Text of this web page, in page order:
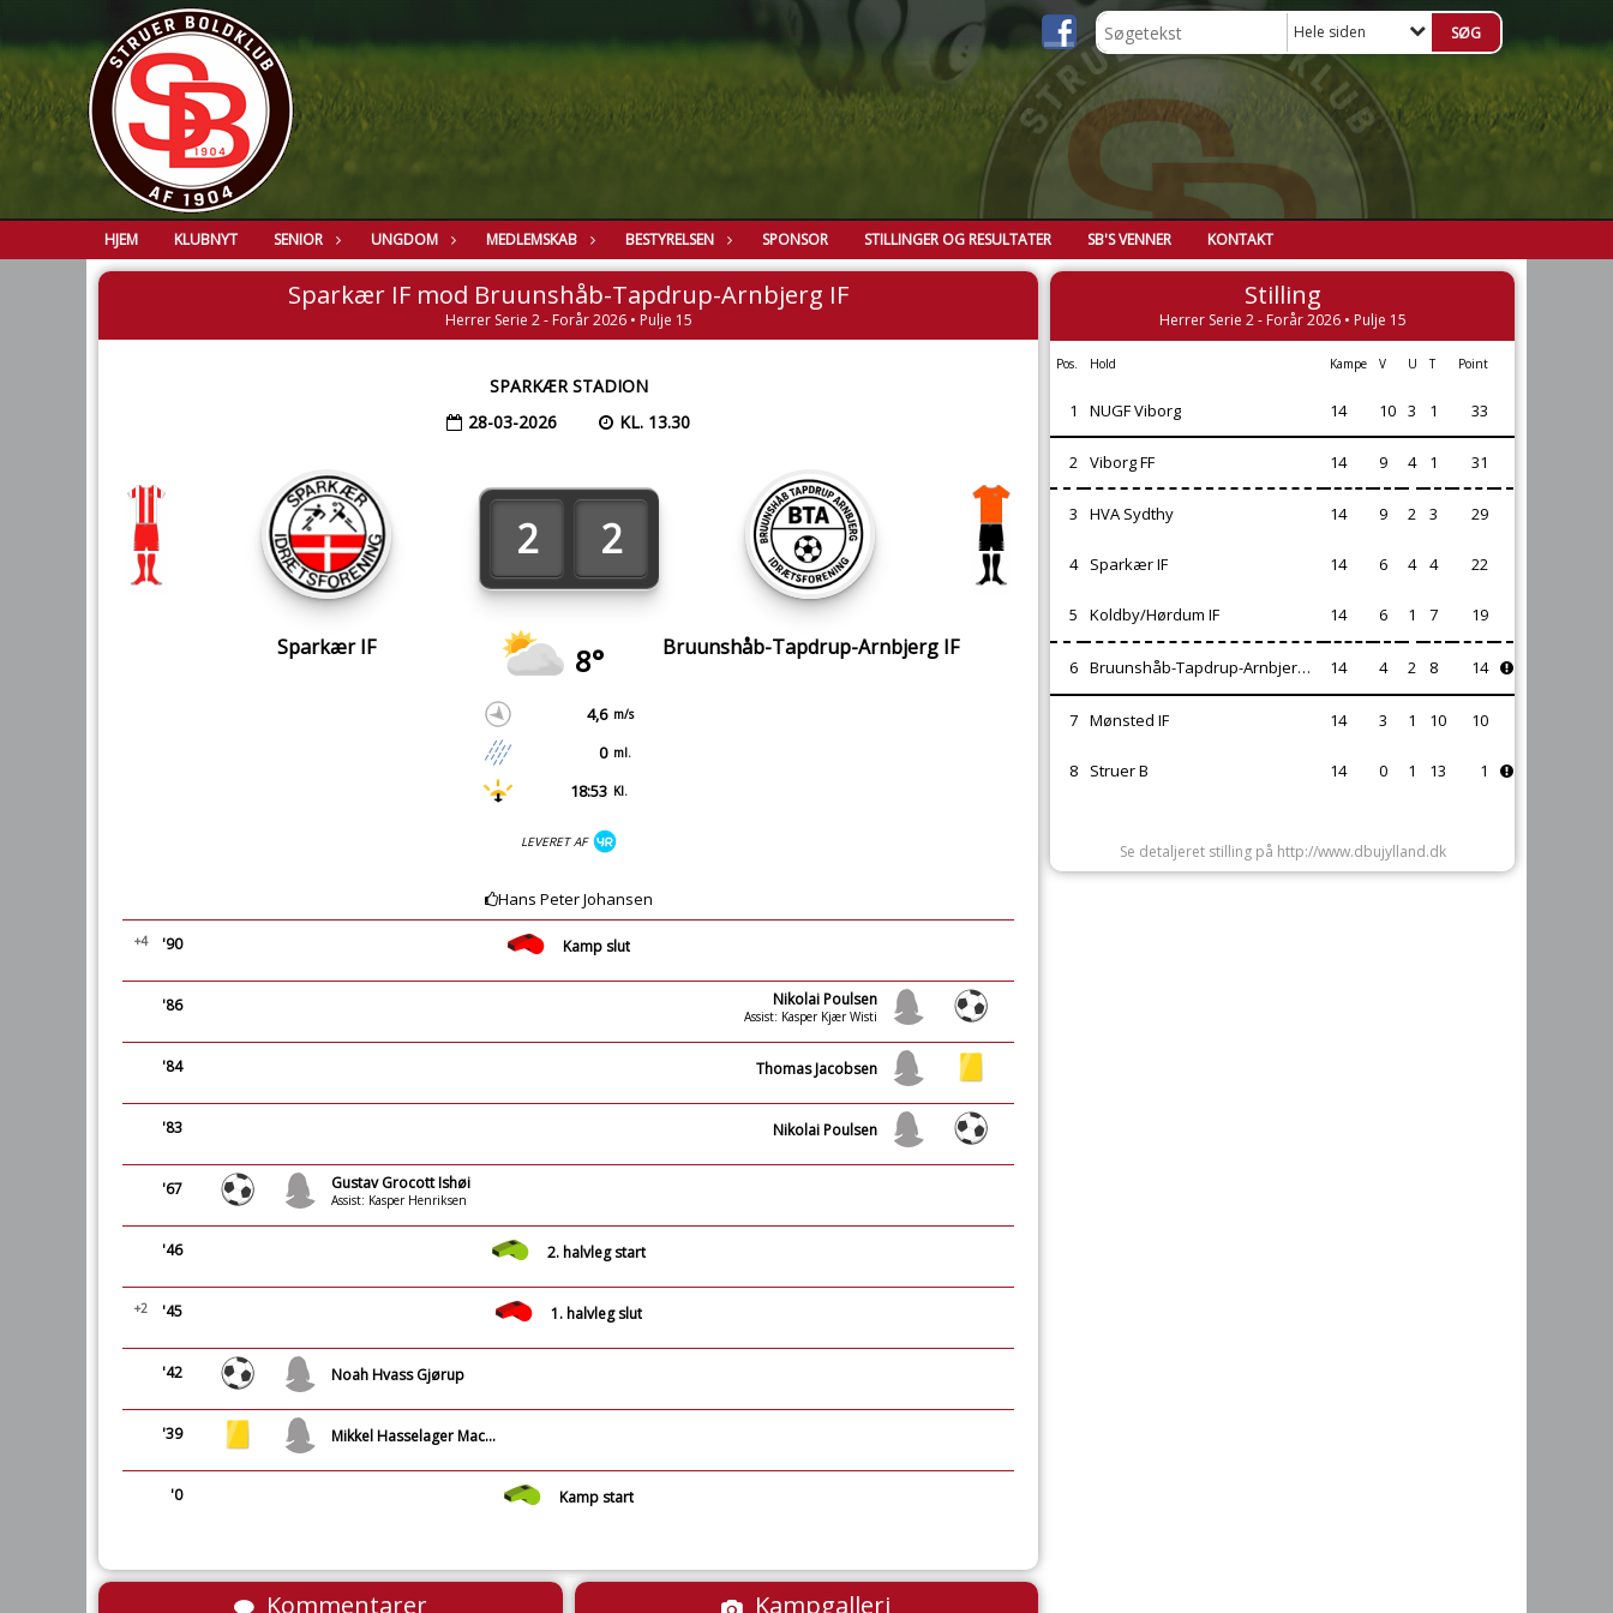
Hele siden
HJEM KLUBNYT SENIOR UNGDOM MEDLEMSKAB BESTYRELSEN SPONSOR STILLINGER OG RESULTATER SB'S VENNER KONTAKT
Sparkær IF mod Bruunshåb-Tapdrup-Arnbjerg IF
Herrer Serie 2 - Forår 2026 • Pulje 15
SPARKÆR STADION
28-03-2026
KL. 13.30
Sparkær IF
2 2
8°
4,6 m/s
0 ml.
18:53 Kl.
LEVERET AF
Bruunshåb-Tapdrup-Arnbjerg IF
Hans Peter Johansen
'90
+4 Kamp slut
'86 Nikolai Poulsen
Assist: Kasper Kjær Wisti
'84 Thomas Jacobsen
'83 Nikolai Poulsen
'67 Gustav Grocott Ishøi
Assist: Kasper Henriksen
'46 2. halvleg start
'45
+2 1. halvleg slut
'42 Noah Hvass Gjørup
'39 Mikkel Hasselager Mackenhauer
'0 Kamp start
Stilling
Herrer Serie 2 - Forår 2026 • Pulje 15
Pos. Hold Kampe V U T Point
1 NUGF Viborg 14 10 3 1 33
2 Viborg FF 14 9 4 1 31
3 HVA Sydthy 14 9 2 3 29
4 Sparkær IF 14 6 4 4 22
5 Koldby/Hørdum IF 14 6 1 7 19
6 Bruunshåb-Tapdrup-Arnbjerg IF 14 4 2 8 14
7 Mønsted IF 14 3 1 10 10
8 Struer B 14 0 1 13 1
Se detaljeret stilling på http://www.dbujylland.dk
Kommentarer Kampgalleri